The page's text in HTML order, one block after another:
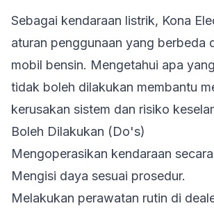
Sebagai kendaraan listrik, Kona
aturan penggunaan yang berbeda
mobil bensin. Mengetahui apa
tidak boleh dilakukan membantu
kerusakan sistem dan risiko
Boleh Dilakukan (Do's)
Mengoperasikan kendaraan
Mengisi daya sesuai prosedur.
Melakukan perawatan rutin di